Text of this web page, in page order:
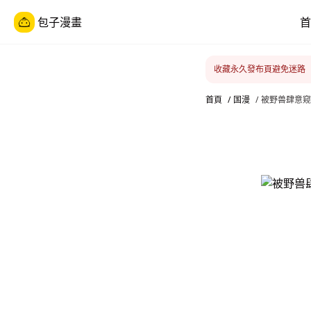
包子漫畫
收藏永久發布頁避免迷路
首頁 / 国漫 / 被野兽肆意